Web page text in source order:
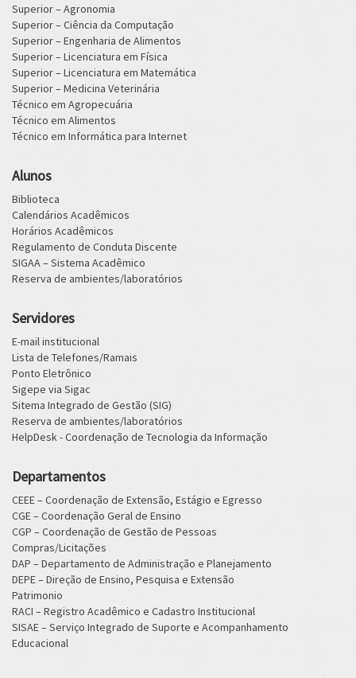
Superior – Agronomia
Superior – Ciência da Computação
Superior – Engenharia de Alimentos
Superior – Licenciatura em Física
Superior – Licenciatura em Matemática
Superior – Medicina Veterinária
Técnico em Agropecuária
Técnico em Alimentos
Técnico em Informática para Internet
Alunos
Biblioteca
Calendários Acadêmicos
Horários Acadêmicos
Regulamento de Conduta Discente
SIGAA – Sistema Acadêmico
Reserva de ambientes/laboratórios
Servidores
E-mail institucional
Lista de Telefones/Ramais
Ponto Eletrônico
Sigepe via Sigac
Sitema Integrado de Gestão (SIG)
Reserva de ambientes/laboratórios
HelpDesk - Coordenação de Tecnologia da Informação
Departamentos
CEEE – Coordenação de Extensão, Estágio e Egresso
CGE – Coordenação Geral de Ensino
CGP – Coordenação de Gestão de Pessoas
Compras/Licitações
DAP – Departamento de Administração e Planejamento
DEPE – Direção de Ensino, Pesquisa e Extensão
Patrimonio
RACI – Registro Acadêmico e Cadastro Institucional
SISAE – Serviço Integrado de Suporte e Acompanhamento
Educacional